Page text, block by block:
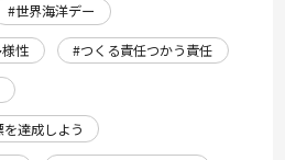
#世界海洋デー
性
#つくる責任つかう責任
達成しよう